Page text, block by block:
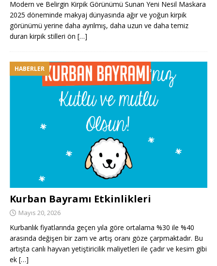
Modern ve Belirgin Kirpik Görünümü Sunan Yeni Nesil Maskara
2025 döneminde makyaj dünyasında ağır ve yoğun kirpik
görünümü yerine daha ayrılmış, daha uzun ve daha temiz
duran kirpik stilleri ön […]
HABERLER
Kurban Bayramı Etkinlikleri
Mayıs 20, 2026
Kurbanlık fiyatlarında geçen yıla göre ortalama %30 ile %40
arasında değişen bir zam ve artış oranı göze çarpmaktadır. Bu
artışta canlı hayvan yetiştiricilik maliyetleri ile çadır ve kesim gibi
ek […]